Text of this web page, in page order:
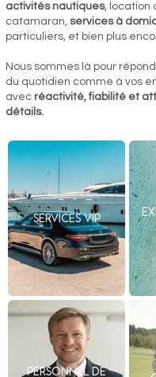
activités nautiques, location
catamaran, services à
particuliers, et bien plus
Nous sommes là pour
du quotidien comme à vos
avec réactivité, fiabilité et
détails.
Services VIP
Personnel de